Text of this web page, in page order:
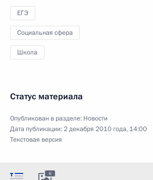
ЕГЭ
Социальная сфера
Школа
Статус материала
Опубликован в разделе: Новости
Дата публикации:2 декабря 2010 года, 14:00
Текстовая версия
6